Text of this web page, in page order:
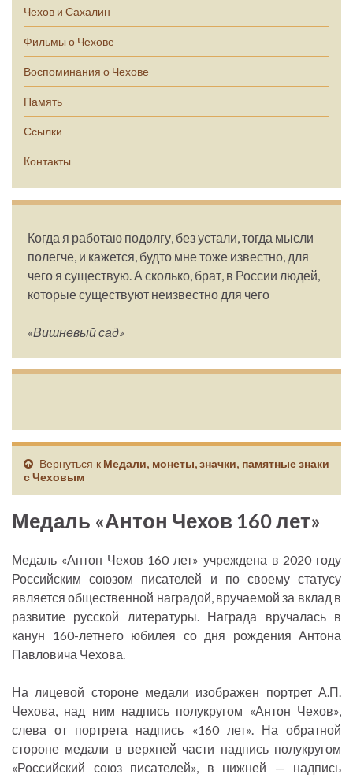
Чехов и Сахалин
Фильмы о Чехове
Воспоминания о Чехове
Память
Ссылки
Контакты
Когда я работаю подолгу, без устали, тогда мысли
полегче, и кажется, будто мне тоже известно, для
чего я существую. А сколько, брат, в России людей,
которые существуют неизвестно для чего
«Вишневый сад»
Вернуться к Медали, монеты, значки, памятные знаки
с Чеховым
Медаль «Антон Чехов 160 лет»
Медаль «Антон Чехов 160 лет» учреждена в 2020 году
Российским союзом писателей и по своему статусу
является общественной наградой, вручаемой за вклад в
развитие русской литературы. Награда вручалась в
канун 160-летнего юбилея со дня рождения Антона
Павловича Чехова.
На лицевой стороне медали изображен портрет А.П.
Чехова, над ним надпись полукругом «Антон Чехов»,
слева от портрета надпись «160 лет». На обратной
стороне медали в верхней части надпись полукругом
«Российский союз писателей», в нижней — надпись